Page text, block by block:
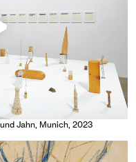
Jahn, Munich, 2023